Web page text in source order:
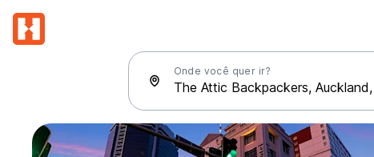
Onde você quer ir?